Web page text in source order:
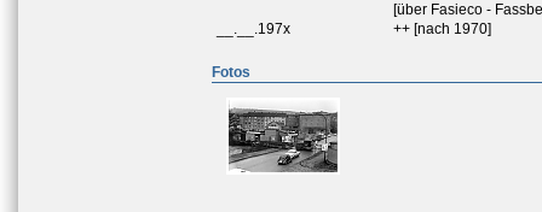
[über Fasieco -
__.__.197x
++ [nach 1970]
Fotos